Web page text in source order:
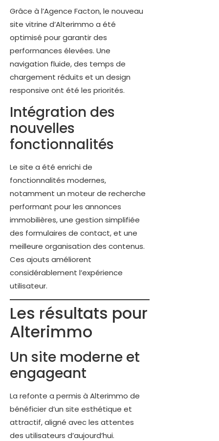
Grâce à l’Agence Facton, le nouveau
site vitrine d’Alterimmo a été
optimisé pour garantir des
performances élevées. Une
navigation fluide, des temps de
chargement réduits et un design
responsive ont été les priorités.
Intégration des
nouvelles
fonctionnalités
Le site a été enrichi de
fonctionnalités modernes,
notamment un moteur de recherche
performant pour les annonces
immobilières, une gestion simplifiée
des formulaires de contact, et une
meilleure organisation des contenus.
Ces ajouts améliorent
considérablement l’expérience
utilisateur.
Les résultats pour
Alterimmo
Un site moderne et
engageant
La refonte a permis à Alterimmo de
bénéficier d’un site esthétique et
attractif, aligné avec les attentes
des utilisateurs d’aujourd’hui.